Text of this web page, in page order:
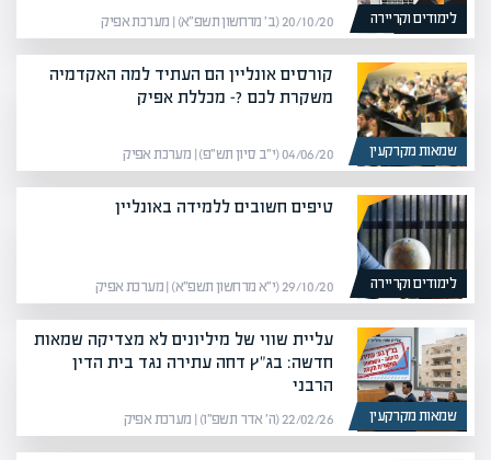
לימודים וקריירה 20/10/20 (ב׳ מרחשון תשפ״א) | מערכת אפיק
שמאות מקרקעין
קורסים אונליין הם העתיד למה האקדמיה
משקרת לכם ?- מכללת אפיק
04/06/20 (י״ב סיון תש״פ) | מערכת אפיק
לימודים וקריירה
טיפים חשובים ללמידה באונליין
29/10/20 (י״א מרחשון תשפ״א) | מערכת אפיק
שמאות מקרקעין
עליית שווי של מיליונים לא מצדיקה שמאות
חדשה: בג"ץ דחה עתירה נגד בית הדין
הרבני
22/02/26 (ה׳ אדר תשפ״ו) | מערכת אפיק